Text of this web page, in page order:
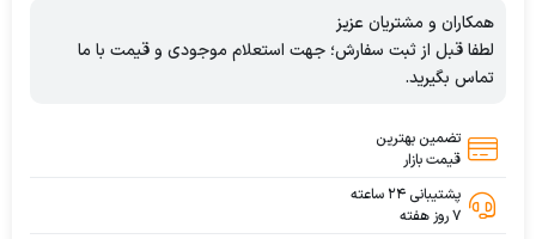
همکاران و مشتریان عزیز
لطفا قبل از ثبت سفارش؛ جهت استعلام موجودی و قیمت با ما
تماس بگیرید.
تضمین بهترین
قیمت بازار
پشتیبانی ۲۴ ساعته
۷ روز هفته